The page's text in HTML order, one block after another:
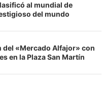
al mundial de
del mundo
del «Mercado Alfajor» con
en la Plaza San Martín